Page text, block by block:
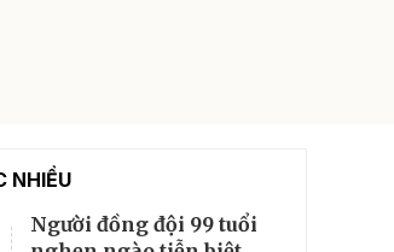
NHIỀU
Người đồng đội 99 tuổi